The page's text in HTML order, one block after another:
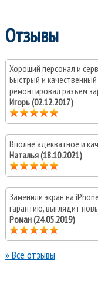
Отзывы
Хороший персонал и
Быстрый и
ремонтировал разъем
Игорь (02.12.2017)
Вполне адекватное и
Наталья (18.10.2021)
Заменили экран на
гарантию, выглядит
Роман (24.05.2019)
» Все отзывы